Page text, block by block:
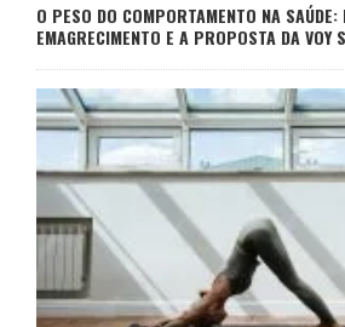
O PESO DO COMPORTAMENTO NA SAÚDE:
EMAGRECIMENTO E A PROPOSTA DA VOY